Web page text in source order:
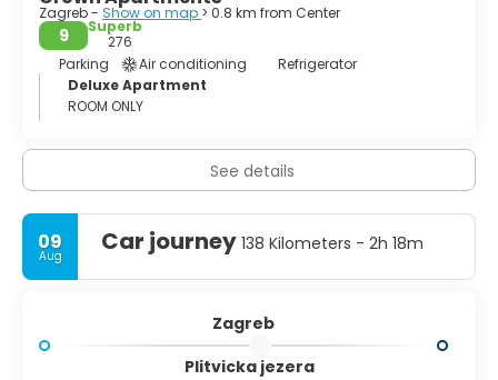
Zagreb - Show on map > 0.8 km from Center
9
Superb
276
Parking
Air conditioning
Refrigerator
Deluxe Apartment
ROOM ONLY
See details
09
Aug Car journey 138 Kilometers - 2h 18m
Zagreb
Plitvicka jezera